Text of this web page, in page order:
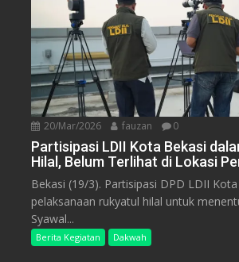
20/Mar/2026 fauzan 0
Partisipasi LDII Kota Bekasi
Hilal, Belum Terlihat di Lokasi
Bekasi (19/3). Partisipasi DPD LDII
pelaksanaan rukyatul hilal untuk
Syawal...
Berita Kegiatan Dakwah